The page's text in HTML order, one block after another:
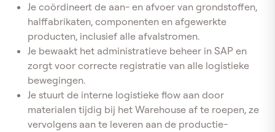
Je coördineert de aan- en afvoer van grondstoffen,
halffabrikaten, componenten en afgewerkte
producten, inclusief alle afvalstromen.
Je bewaakt het administratieve beheer in SAP en
zorgt voor correcte registratie van alle logistieke
bewegingen.
Je stuurt de interne logistieke flow aan door
materialen tijdig bij het Warehouse af te roepen, ze
vervolgens aan te leveren aan de productie-